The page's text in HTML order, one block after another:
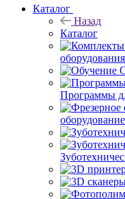
Каталог
Назад
Каталог
оборудования
Программы
оборудование